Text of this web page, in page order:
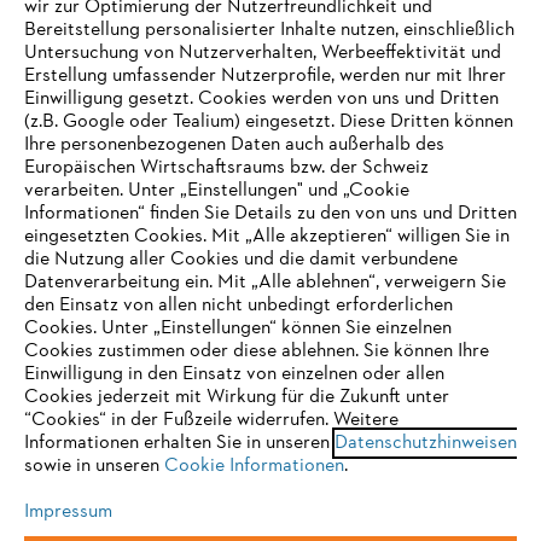
Häufig gestellte Fragen
Support
Datenschutz Impressum Cookies
Rechtliche Informationen
STIHL VERTRIEBS AG, 8617 Mönchaltorf
IHR BROWSER WIRD NICHT
UNTERSTÜTZT
Sie nutzen einen Browser, den wir noch nicht unterstützen. Für
eine optimale Nutzung unserer Seite empfehlen wir Ihnen, zu
einem der folgenden Browser zu wechseln:
wir zur Optimierung der Nutzerfreundlichkeit und
Bereitstellung personalisierter Inhalte nutzen, einschließlich
Untersuchung von Nutzerverhalten, Werbeeffektivität und
Erstellung umfassender Nutzerprofile, werden nur mit Ihrer
Einwilligung gesetzt. Cookies werden von uns und Dritten
(z.B. Google oder Tealium) eingesetzt. Diese Dritten können
Ihre personenbezogenen Daten auch außerhalb des
Europäischen Wirtschaftsraums bzw. der Schweiz
verarbeiten. Unter „Einstellungen" und „Cookie
Informationen“ finden Sie Details zu den von uns und Dritten
eingesetzten Cookies. Mit „Alle akzeptieren“ willigen Sie in
die Nutzung aller Cookies und die damit verbundene
Datenverarbeitung ein. Mit „Alle ablehnen“, verweigern Sie
den Einsatz von allen nicht unbedingt erforderlichen
Cookies. Unter „Einstellungen“ können Sie einzelnen
Cookies zustimmen oder diese ablehnen. Sie können Ihre
Einwilligung in den Einsatz von einzelnen oder allen
Cookies jederzeit mit Wirkung für die Zukunft unter
“Cookies“ in der Fußzeile widerrufen. Weitere
Informationen erhalten Sie in unseren Datenschutzhinweisen
sowie in unseren Cookie Informationen.
Impressum